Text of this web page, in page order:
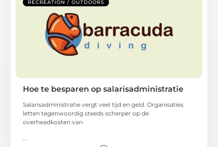
RECREATION / OUTDOORS
Hoe te besparen op salarisadministratie
Salarisadministratie vergt veel tijd en geld. Organisaties
letten tegenwoordig steeds scherper op de
overheadkosten van